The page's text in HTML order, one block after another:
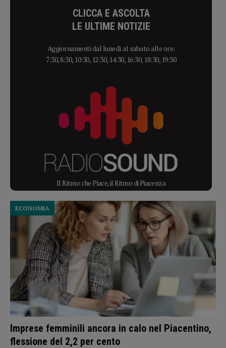
CLICCA E ASCOLTA
LE ULTIME NOTIZIE
Aggiornamenti dal lunedì al sabato alle ore:
7:30, 8:30, 10:30, 12:30, 14:30, 16:30, 18:30, 19:30
Il Ritmo che Piace, il Ritmo di Piacenza
Imprese femminili ancora in calo nel Piacentino,
flessione del 2,2 per cento
ECONOMIA